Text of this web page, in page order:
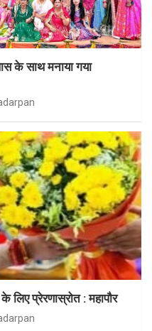
के साथ मनाया गया
लिए प्रेरणास्रोत : महापौर